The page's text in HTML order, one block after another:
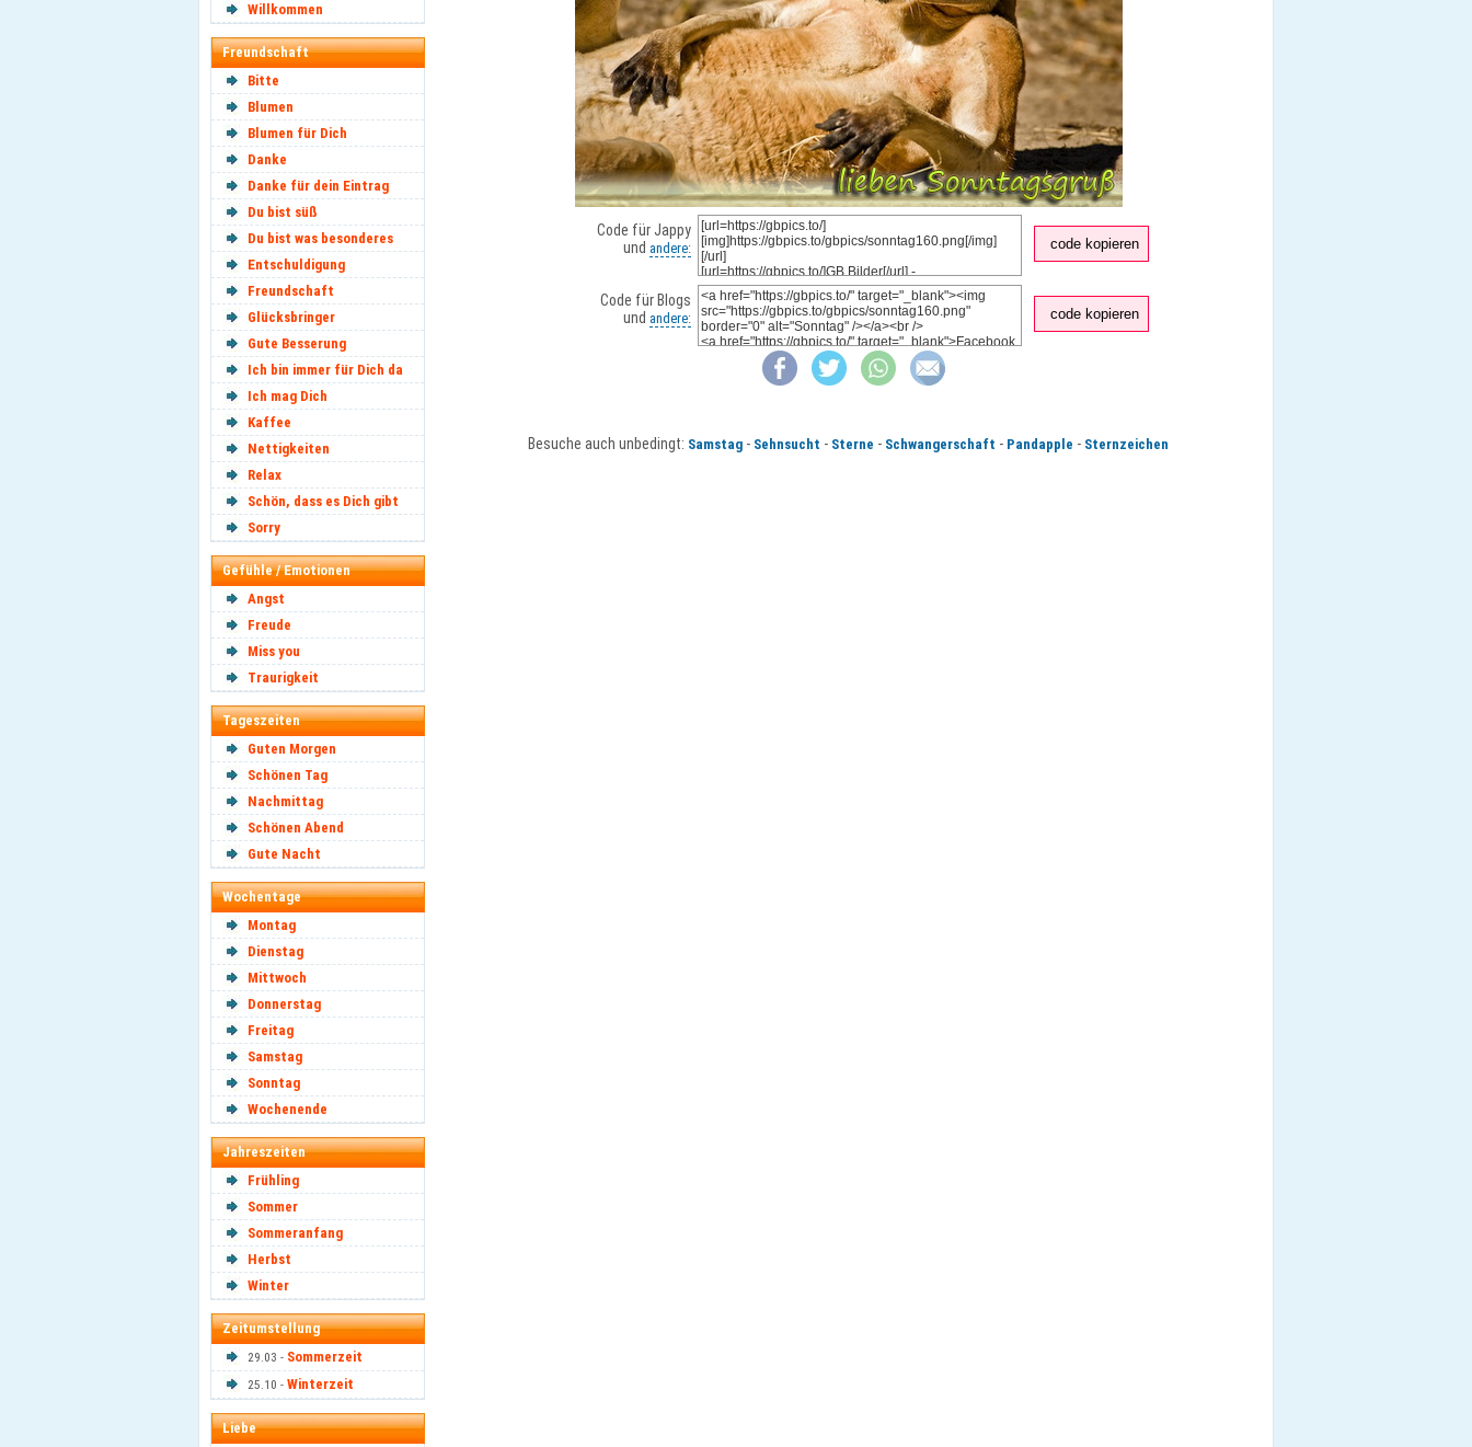
Willkommen
Freundschaft
Bitte
Blumen
Blumen für Dich
Danke
Danke für dein Eintrag
Du bist süß
Du bist was besonderes
Entschuldigung
Freundschaft
Glücksbringer
Gute Besserung
Ich bin immer für Dich da
Ich mag Dich
Kaffee
Nettigkeiten
Relax
Schön, dass es Dich gibt
Sorry
Gefühle / Emotionen
Angst
Freude
Miss you
Traurigkeit
Tageszeiten
Guten Morgen
Schönen Tag
Nachmittag
Schönen Abend
Gute Nacht
Wochentage
Montag
Dienstag
Mittwoch
Donnerstag
Freitag
Samstag
Sonntag
Wochenende
Jahreszeiten
Frühling
Sommer
Sommeranfang
Herbst
Winter
Zeitumstellung
29.03 - Sommerzeit
25.10 - Winterzeit
Liebe
Code für Jappy
und andere: code kopieren
Code für Blogs
und andere: code kopieren
Besuche auch unbedingt: Samstag - Sehnsucht - Sterne - Schwangerschaft - Pandapple - Sternzeichen